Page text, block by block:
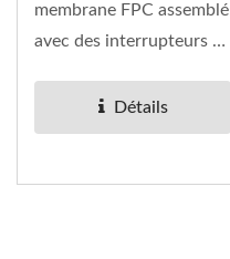
membrane FPC assemblé
avec des interrupteurs à
en métal....Détails